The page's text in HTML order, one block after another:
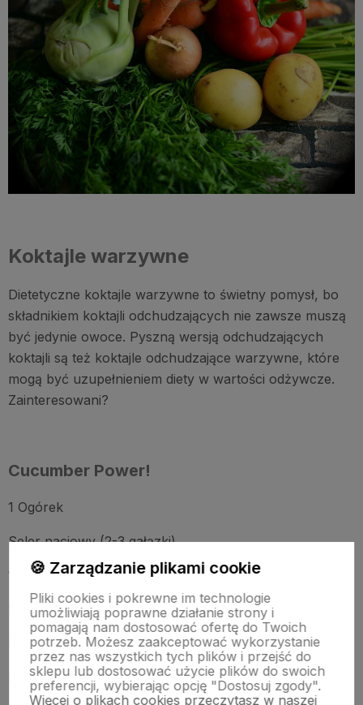
Koktajle warzywne
Dietetyczne koktajle warzywne to świetny pomysł, bo
składnikiem koktajli odchudzających nie zawsze muszą
być jedynie owoce. Pyszną wersją odchudzających
koktajli są też koktajle odchudzające warzywne, które
mogą być uzupełnieniem diety w wartości odżywcze.
Zainteresowani?
Cucumber Power!
1 Ogórek
Seler naciowy (2-3 gałązki)
1 szklanka soku marchewkowego
Kilka liści pietruszki naciowej
Pieprz mielony (do smaku)
Przygotowanie:
🍪 Zarządzanie plikami cookie
Pliki cookies i pokrewne im technologie
umożliwiają poprawne działanie strony i
pomagają nam dostosować ofertę do Twoich
potrzeb. Możesz zaakceptować wykorzystanie
przez nas wszystkich tych plików i przejść do
sklepu lub dostosować użycie plików do swoich
preferencji, wybierając opcję "Dostosuj zgody".
Więcej o plikach cookies przeczytasz w naszej